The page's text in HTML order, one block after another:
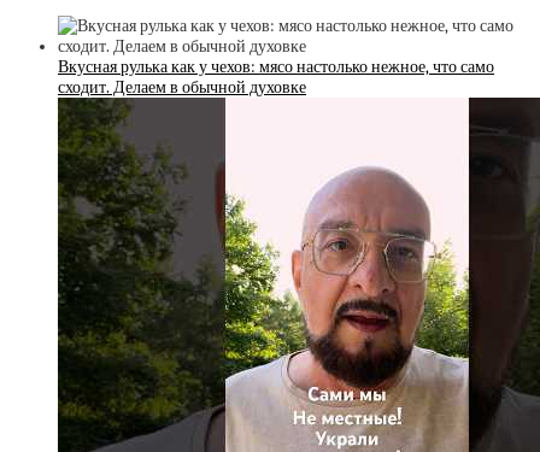
Вкусная рулька как у чехов: мясо настолько нежное, что само
сходит. Делаем в обычной духовке